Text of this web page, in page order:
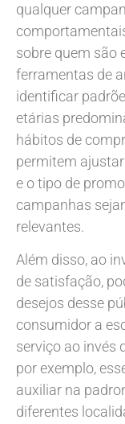
qualquer
sobre quem são
ferramentas de
identificar
etárias
hábitos de
permitem
e o tipo de
campanhas
relevantes.
Além disso, ao
de satisfação,
desejos desse
consumidor a
serviço ao invés
por exemplo,
auxiliar na
diferentes